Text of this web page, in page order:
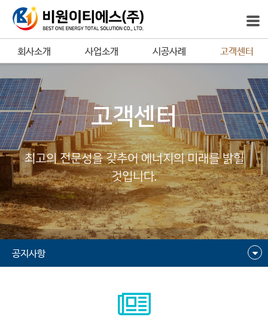
회사소개 사업소개 시공사례 고객센터
고객센터
최고의 전문성을 갖추어 에너지의 미래를 밝힐
것입니다.
공지사항